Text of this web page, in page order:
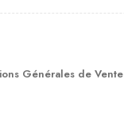
Générales de Vente